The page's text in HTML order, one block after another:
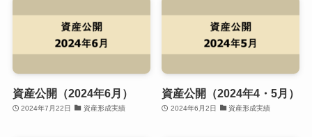
資産公開（2024年6月）
2024年7月22日 資産形成実績
資産公開（2024年4・5月）
2024年6月2日 資産形成実績